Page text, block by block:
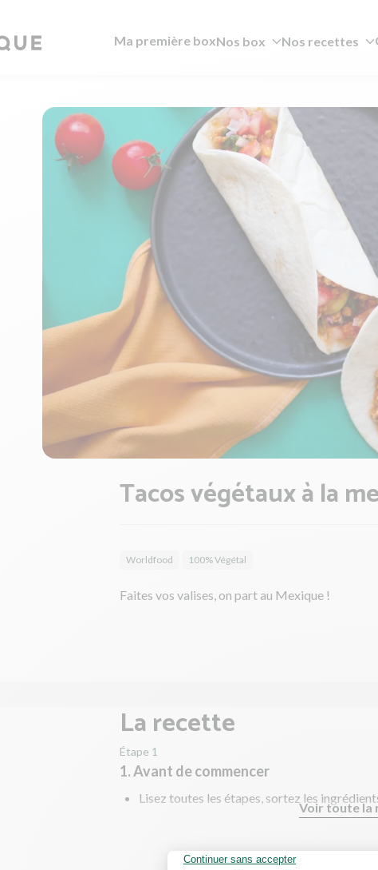
Ma première boxNos box Nos recettes
Tacos végétaux à la
Worldfood 100% Végétal
Faites vos valises, on part au Mexique !
La recette
Étape 1
1. Avant de commencer
Lisez toutes les étapes, sortez les
Voir toute la